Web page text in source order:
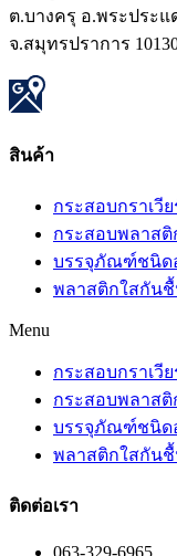
ต.บางครุ อ.พระประแ
จ.สมุทรปราการ
สินค้า​
กระสอบกราเวีย
กระสอบพลาส
บรรจุภัณฑ์ชนิด
พลาสติกใสกัน
Menu
กระสอบกราเวีย
กระสอบพลาส
บรรจุภัณฑ์ชนิด
พลาสติกใสกัน
ติดต่อเรา